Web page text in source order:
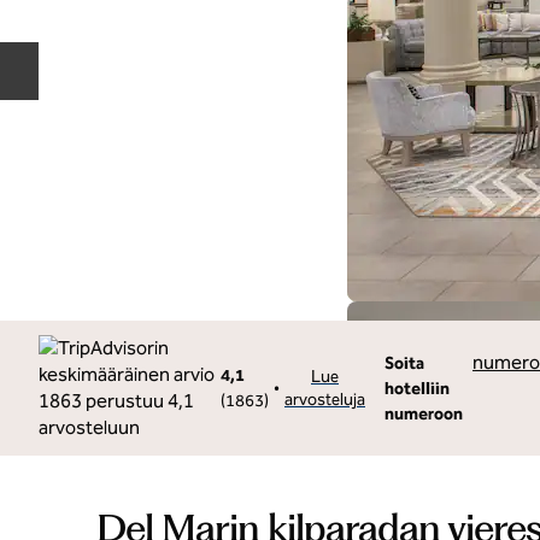
4,1
(1863)
•
Lue
arvosteluja
Soita
hotelliin
numeroon
Soita
Del Marin kilparadan